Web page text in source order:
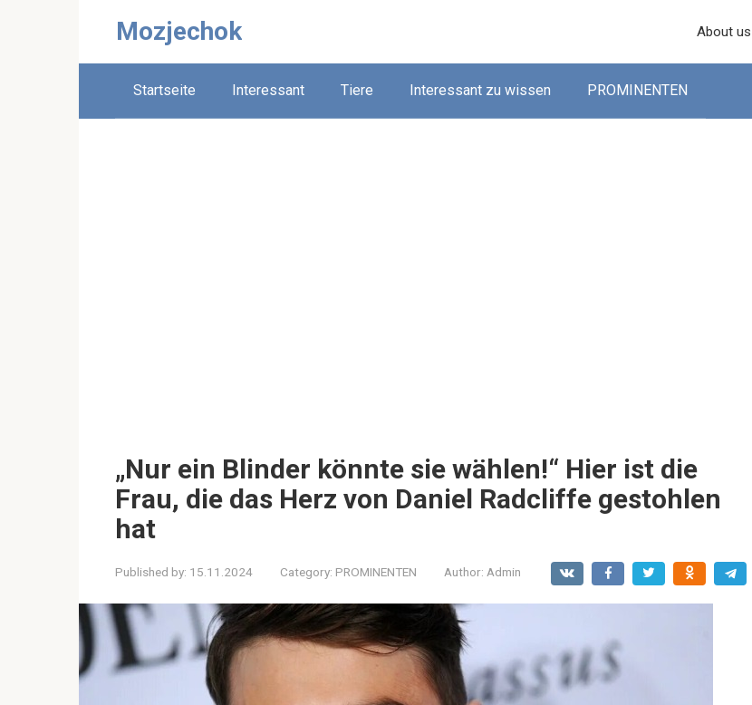
Mozjechok About us
Startseite Interessant Tiere Interessant zu wissen PROMINENTEN
„Nur ein Blinder könnte sie wählen!“ Hier ist die
Frau, die das Herz von Daniel Radcliffe gestohlen
hat
Published by: 15.11.2024 Category: PROMINENTEN Author: Admin